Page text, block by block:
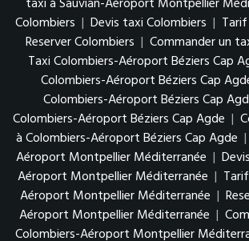
Colombiers | Devis taxi Colombiers |
Reserver Colombiers | Commander un
Taxi Colombiers-Aéroport Béziers Cap
Colombiers-Aéroport Béziers Cap
Colombiers-Aéroport Béziers Cap
Colombiers-Aéroport Béziers Cap Agde |
à Colombiers-Aéroport Béziers Cap Agde |
Aéroport Montpellier Méditerranée |
Aéroport Montpellier Méditerranée |
Aéroport Montpellier Méditerranée |
Aéroport Montpellier Méditerranée |
Colombiers-Aéroport Montpellier